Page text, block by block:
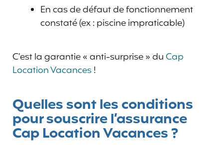
En cas de défaut de fonctionnement
constaté (ex : piscine impraticable)
C’est la garantie « anti-surprise » duCap
Location Vacances!
Quelles sont les conditions
pour souscrire l’assurance
Cap Location Vacances ?